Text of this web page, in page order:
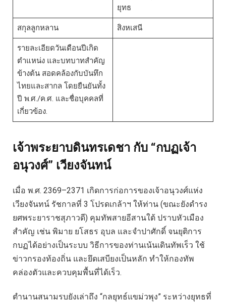
ยุทธ
สกุลลูกหลาน สิงหเสนี
รายละเอียดวันเดือนปีเกิด
ตำแหน่ง และบทบาทสำคัญ
ข้างต้น สอดคล้องกับบันทึก
ไทยและสากล โดยยืนยันทั้ง
ปี พ.ศ./ค.ศ. และชื่อบุคคลที่
เกี่ยวข้อง.
เจ้าพระยาบดินทรเดชา กับ “กบฏเจ้า
อนุวงศ์” เวียงจันทน์
เมื่อ พ.ศ. 2369–2371 เกิดการก่อการของเจ้าอนุวงศ์แห่ง
เวียงจันทน์ รัชกาลที่ 3 โปรดเกล้าฯ ให้ท่าน (ขณะยังดำรง
ยศพระยาราชสุภาวดี) คุมทัพสายอีสานใต้ ปราบหัวเมือง
สำคัญ เช่น พิมาย ยโสธร อุบล และจำปาศักดิ์ จนยุติการ
กบฏได้อย่างเป็นระบบ วิธีการของท่านเน้นเดินทัพเร็ว ใช้
ข่าวกรองท้องถิ่น และยึดเสบียงเป็นหลัก ทำให้กองทัพ
คล่องตัวและควบคุมพื้นที่ได้เร็ว.
ตำนานสนามรบยังเล่าถึง “กลยุทธ์แขม่วพุง” ระหว่างยุทธที่